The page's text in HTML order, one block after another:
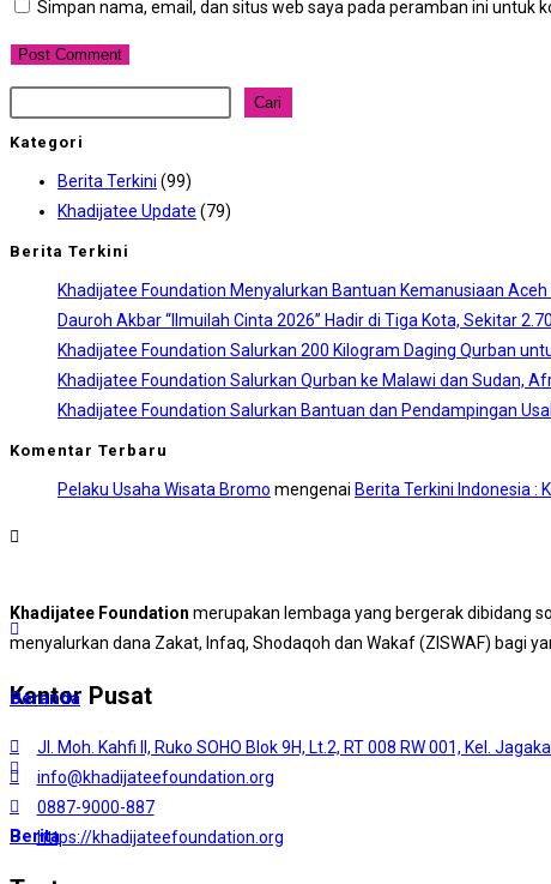
username
to
address
to
website
URL
Simpan nama, email, dan situs web saya pada peramban ini untuk
Cari
Kategori
Berita Terkini (99)
Khadijatee Update (79)
Berita Terkini
Khadijatee Foundation Menyalurkan Bantuan Kemanusiaan
Dauroh Akbar “Ilmuilah Cinta 2026” Hadir di Tiga Kota, Sekitar
Khadijatee Foundation Salurkan 200 Kilogram Daging Qurban
Khadijatee Foundation Salurkan Qurban ke Malawi dan Sudan,
Khadijatee Foundation Salurkan Bantuan dan Pendampingan
Komentar Terbaru
Pelaku Usaha Wisata Bromo mengenai Berita Terkini Indonesia :
Khadijatee Foundation merupakan lembaga yang bergerak dibidang
menyalurkan dana Zakat, Infaq, Shodaqoh dan Wakaf (ZISWAF) bagi
Kantor Pusat
Jl. Moh. Kahfi II, Ruko SOHO Blok 9H, Lt.2, RT 008 RW 001, Kel.
info@khadijateefoundation.org
0887-9000-887
https://khadijateefoundation.org
Beranda
Berita